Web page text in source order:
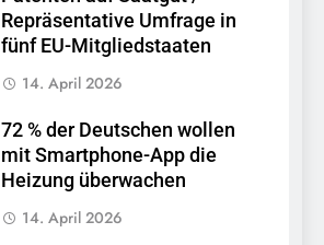
Repräsentative Umfrage in
fünf EU-Mitgliedstaaten
14. April 2026
72 % der Deutschen wollen
mit Smartphone-App die
Heizung überwachen
14. April 2026